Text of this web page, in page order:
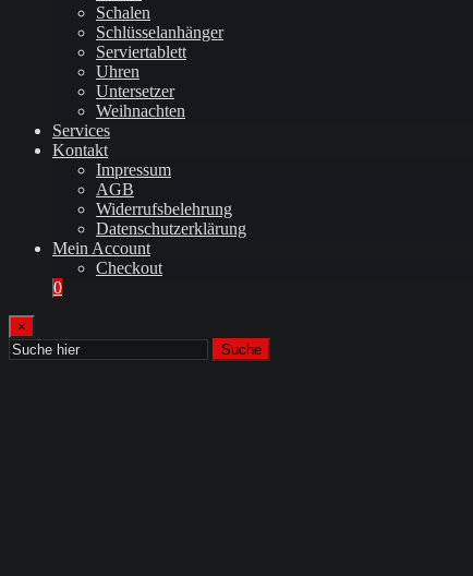
Schalen
Schlüsselanhänger
Serviertablett
Uhren
Untersetzer
Weihnachten
Services
Kontakt
Impressum
AGB
Widerrufsbelehrung
Datenschutzerklärung
Mein Account
Checkout
0
×
Suche